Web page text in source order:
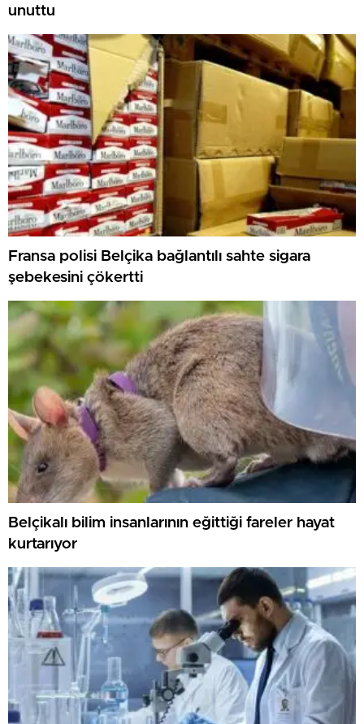
unuttu
Fransa polisi Belçika bağlantılı sahte sigara
şebekesini çökertti
Belçikalı bilim insanlarının eğittiği fareler hayat
kurtarıyor